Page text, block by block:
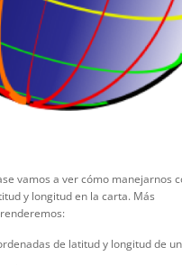
vamos a ver cómo manejarnos
y longitud en la carta. Más
de latitud y longitud de